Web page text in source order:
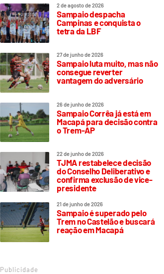
2 de agosto de 2026
Sampaio despacha
Campinas e conquista o
tetra da LBF
27 de junho de 2026
Sampaio luta muito, mas não
consegue reverter
vantagem do adversário
26 de junho de 2026
Sampaio Corrêa já está em
Macapá para decisão contra
o Trem-AP
22 de junho de 2026
TJMA restabelece decisão
do Conselho Deliberativo e
confirma exclusão de vice-
presidente
21 de junho de 2026
Sampaio é superado pelo
Trem no Castelão e buscará
reação em Macapá
Publicidade